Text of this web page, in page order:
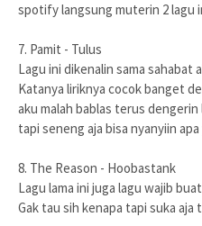
spotify langsung muterin 2 lagu
7. Pamit - Tulus
Lagu ini dikenalin sama sahabat
Katanya liriknya cocok banget
aku malah bablas terus
tapi seneng aja bisa nyanyiin
8. The Reason - Hoobastank
Lagu lama ini juga lagu wajib
Gak tau sih kenapa tapi suka aja